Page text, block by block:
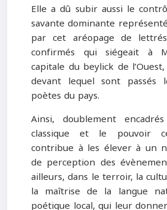
Elle a dû subir aussi le
savante dominante
par cet aréopage de
confirmés qui siégeait à
capitale du beylick de
devant lequel sont passés
poètes du pays.
Ainsi, doublement
classique et le pouvoir
contribue à les élever à un
de perception des
ailleurs, dans le terroir, la
la maîtrise de la langue
poétique local, qui leur